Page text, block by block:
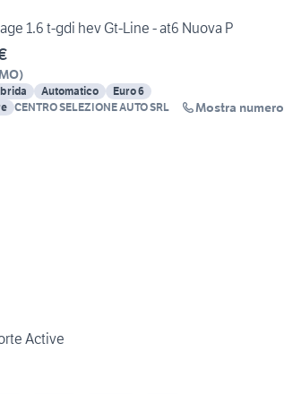
1.6 t-gdi hev Gt-Line - at6 Nuova P
)
Automatico
Euro 6
CENTRO SELEZIONE AUTO SRL Mostra numero
Active